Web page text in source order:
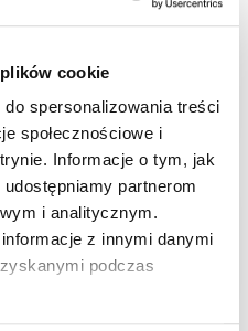
cookie
spersonalizowania treści
społecznościowe i
Informacje o tym, jak
partnerom
i analitycznym.
z innymi danymi
podczas
EX30 bez VAT dostępny
V60 bez VAT dostępny